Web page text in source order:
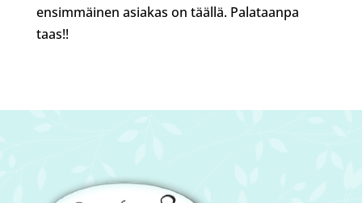
ensimmäinen asiakas on täällä. Palataanpa
taas!!